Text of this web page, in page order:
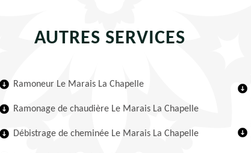
AUTRES SERVICES
Ramoneur Le Marais La Chapelle
Ramonage de chaudière Le Marais La Chapelle
Débistrage de cheminée Le Marais La Chapelle